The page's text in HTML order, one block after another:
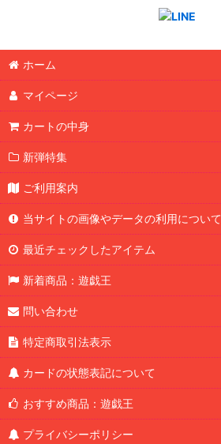
ホーム
マイページ
カートの中身
新弾特集
ご利用案内
当サイトの画像やデータの利用について
最近チェックしたアイテム
新着商品：遊戯王
問い合わせ
特定商取引法表示
カードの状態表記について
おすすめ商品：遊戯王
プライバシーポリシー